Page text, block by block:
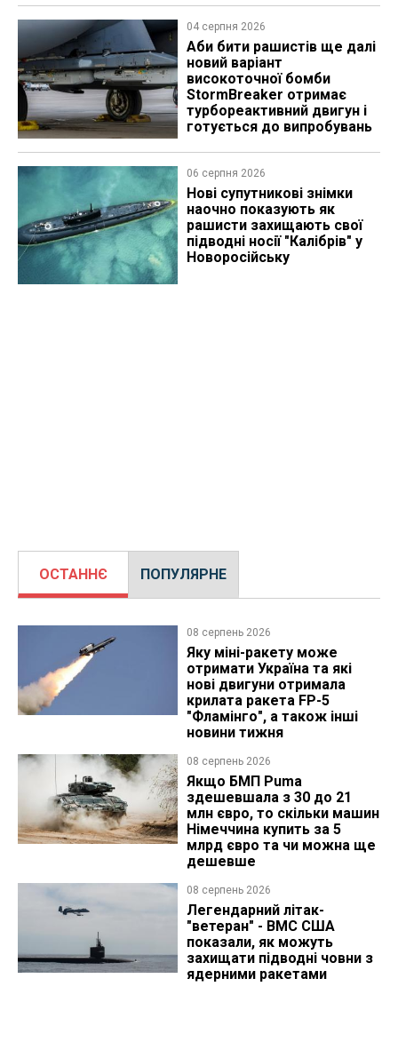
04 серпня 2026
Аби бити рашистів ще далі
новий варіант
високоточної бомби
StormBreaker отримає
турбореактивний двигун і
готується до випробувань
06 серпня 2026
Нові супутникові знімки
наочно показують як
рашисти захищають свої
підводні носії "Калібрів" у
Новоросійську
ОСТАННЄ ПОПУЛЯРНЕ
08 серпень 2026
Яку міні-ракету може
отримати Україна та які
нові двигуни отримала
крилата ракета FP-5
"Фламінго", а також інші
новини тижня
08 серпень 2026
Якщо БМП Puma
здешевшала з 30 до 21
млн євро, то скільки машин
Німеччина купить за 5
млрд євро та чи можна ще
дешевше
08 серпень 2026
Легендарний літак-
"ветеран" - ВМС США
показали, як можуть
захищати підводні човни з
ядерними ракетами